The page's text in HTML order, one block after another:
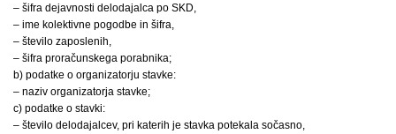
– šifra dejavnosti delodajalca po SKD,
– ime kolektivne pogodbe in šifra,
– število zaposlenih,
– šifra proračunskega porabnika;
b) podatke o organizatorju stavke:
– naziv organizatorja stavke;
c) podatke o stavki:
– število delodajalcev, pri katerih je stavka potekala sočasno,